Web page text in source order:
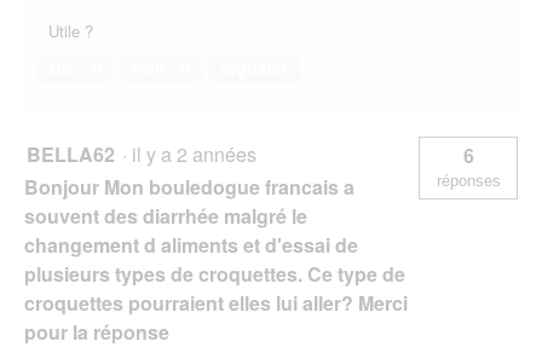
Utile ?
BELLA62 · il y a 2 années
Bonjour Mon bouledogue francais a
souvent des diarrhée malgré le
changement d aliments et d'essai de
plusieurs types de croquettes. Ce type de
croquettes pourraient elles lui aller? Merci
pour la réponse
6
réponses